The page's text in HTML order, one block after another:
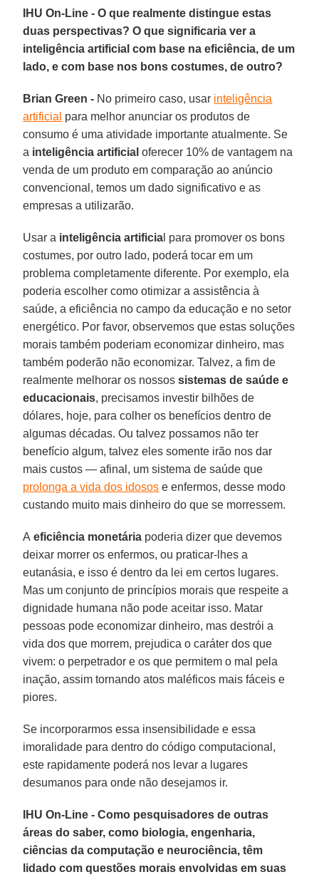
IHU On-Line - O que realmente distingue estas
duas perspectivas? O que significaria ver a
inteligência artificial com base na eficiência, de um
lado, e com base nos bons costumes, de outro?
Brian Green - No primeiro caso, usar inteligência
artificial para melhor anunciar os produtos de
consumo é uma atividade importante atualmente. Se
a inteligência artificial oferecer 10% de vantagem na
venda de um produto em comparação ao anúncio
convencional, temos um dado significativo e as
empresas a utilizarão.
Usar a inteligência artificia l para promover os bons
costumes, por outro lado, poderá tocar em um
problema completamente diferente. Por exemplo, ela
poderia escolher como otimizar a assistência à
saúde, a eficiência no campo da educação e no setor
energético. Por favor, observemos que estas soluções
morais também poderiam economizar dinheiro, mas
também poderão não economizar. Talvez, a fim de
realmente melhorar os nossossistemas de saúde e
educacionais, precisamos investir bilhões de
dólares, hoje, para colher os benefícios dentro de
algumas décadas. Ou talvez possamos não ter
benefício algum, talvez eles somente irão nos dar
mais custos — afinal, um sistema de saúde que
prolonga a vida dos idosos e enfermos, desse modo
custando muito mais dinheiro do que se morressem.
A eficiência monetária poderia dizer que devemos
deixar morrer os enfermos, ou praticar-lhes a
eutanásia, e isso é dentro da lei em certos lugares.
Mas um conjunto de princípios morais que respeite a
dignidade humana não pode aceitar isso. Matar
pessoas pode economizar dinheiro, mas destrói a
vida dos que morrem, prejudica o caráter dos que
vivem: o perpetrador e os que permitem o mal pela
inação, assim tornando atos maléficos mais fáceis e
piores.
Se incorporarmos essa insensibilidade e essa
imoralidade para dentro do código computacional,
este rapidamente poderá nos levar a lugares
desumanos para onde não desejamos ir.
IHU On-Line - Como pesquisadores de outras
áreas do saber, como biologia, engenharia,
ciências da computação e neurociência, têm
lidado com questões morais envolvidas em suas